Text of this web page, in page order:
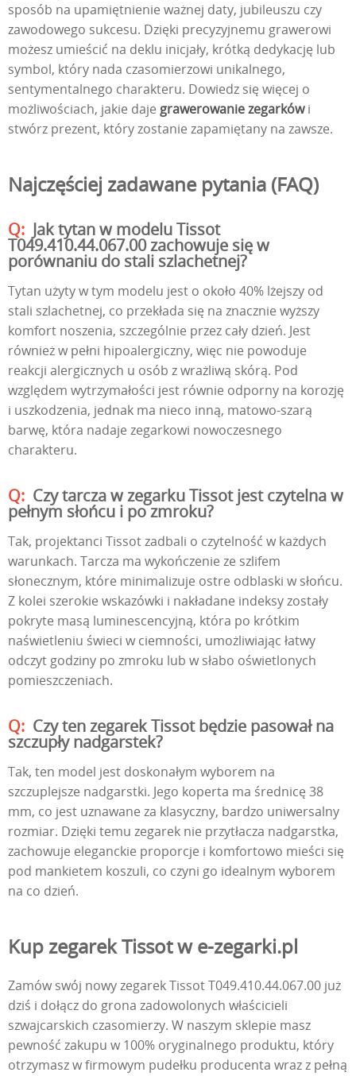
sposób na upamiętnienie ważnej daty, jubileuszu czy
zawodowego sukcesu. Dzięki precyzyjnemu grawerowi
możesz umieścić na deklu inicjały, krótką dedykację lub
symbol, który nada czasomierzowi unikalnego,
sentymentalnego charakteru. Dowiedz się więcej o
możliwościach, jakie daje grawerowanie zegarkówi
stwórz prezent, który zostanie zapamiętany na zawsze.
Najczęściej zadawane pytania (FAQ)
Jak tytan w modelu Tissot
T049.410.44.067.00 zachowuje się w
porównaniu do stali szlachetnej?
Tytan użyty w tym modelu jest o około 40% lżejszy od
stali szlachetnej, co przekłada się na znacznie wyższy
komfort noszenia, szczególnie przez cały dzień. Jest
również w pełni hipoalergiczny, więc nie powoduje
reakcji alergicznych u osób z wrażliwą skórą. Pod
względem wytrzymałości jest równie odporny na korozję
i uszkodzenia, jednak ma nieco inną, matowo-szarą
barwę, która nadaje zegarkowi nowoczesnego
charakteru.
Czy tarcza w zegarku Tissot jest czytelna w
pełnym słońcu i po zmroku?
Tak, projektanci Tissot zadbali o czytelność w każdych
warunkach. Tarcza ma wykończenie ze szlifem
słonecznym, które minimalizuje ostre odblaski w słońcu.
Z kolei szerokie wskazówki i nakładane indeksy zostały
pokryte masą luminescencyjną, która po krótkim
naświetleniu świeci w ciemności, umożliwiając łatwy
odczyt godziny po zmroku lub w słabo oświetlonych
pomieszczeniach.
Czy ten zegarek Tissot będzie pasował na
szczupły nadgarstek?
Tak, ten model jest doskonałym wyborem na
szczuplejsze nadgarstki. Jego koperta ma średnicę 38
mm, co jest uznawane za klasyczny, bardzo uniwersalny
rozmiar. Dzięki temu zegarek nie przytłacza nadgarstka,
zachowuje eleganckie proporcje i komfortowo mieści się
pod mankietem koszuli, co czyni go idealnym wyborem
na co dzień.
Kup zegarek Tissot w e-zegarki.pl
Zamów swój nowy zegarek Tissot T049.410.44.067.00 już
dziś i dołącz do grona zadowolonych właścicieli
szwajcarskich czasomierzy. W naszym sklepie masz
pewność zakupu w 100% oryginalnego produktu, który
otrzymasz w firmowym pudełku producenta wraz z pełną